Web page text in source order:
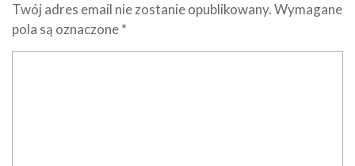
Twój adres email nie zostanie opublikowany.Wymagane
pola są oznaczone*